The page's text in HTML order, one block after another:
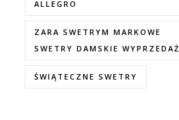
ALLEGRO
ZARA SWETRYM MARKOWE
SWETRY DAMSKIE WYPRZEDAŻ
ŚWIĄTECZNE SWETRY